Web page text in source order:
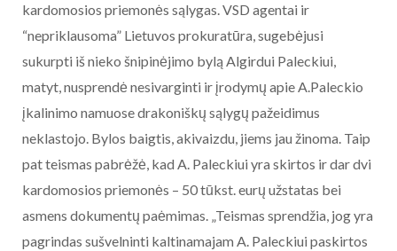
kardomosios priemonės sąlygas. VSD agentai ir
“nepriklausoma” Lietuvos prokuratūra, sugebėjusi
sukurpti iš nieko šnipinėjimo bylą Algirdui Paleckiui,
matyt, nusprendė nesivarginti ir įrodymų apie A.Paleckio
įkalinimo namuose drakoniškų sąlygų pažeidimus
neklastojo. Bylos baigtis, akivaizdu, jiems jau žinoma. Taip
pat teismas pabrėžė, kad A. Paleckiui yra skirtos ir dar dvi
kardomosios priemonės – 50 tūkst. eurų užstatas bei
asmens dokumentų paėmimas. „Teismas sprendžia, jog yra
pagrindas sušvelninti kaltinamajam A. Paleckiui paskirtos